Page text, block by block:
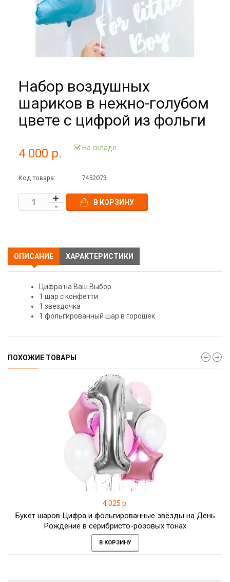
Набор воздушных
шариков в нежно-голубом
цвете с цифрой из фольги
4 000 р. На складе
Код товара: 7452073
В КОРЗИНУ
ОПИСАНИЕ ХАРАКТЕРИСТИКИ
Цифра на Ваш Выбор
1 шар с конфетти
1 звездочка
1 фольгированный шар в горошек
ПОХОЖИЕ ТОВАРЫ
4 025 р.
Букет шаров Цифра и фольгированные звёзды на День
Рождение в серибристо-розовых тонах
В КОРЗИНУ